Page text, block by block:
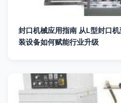
封口机械应用指南 从L型封口
装设备如何赋能行业升级